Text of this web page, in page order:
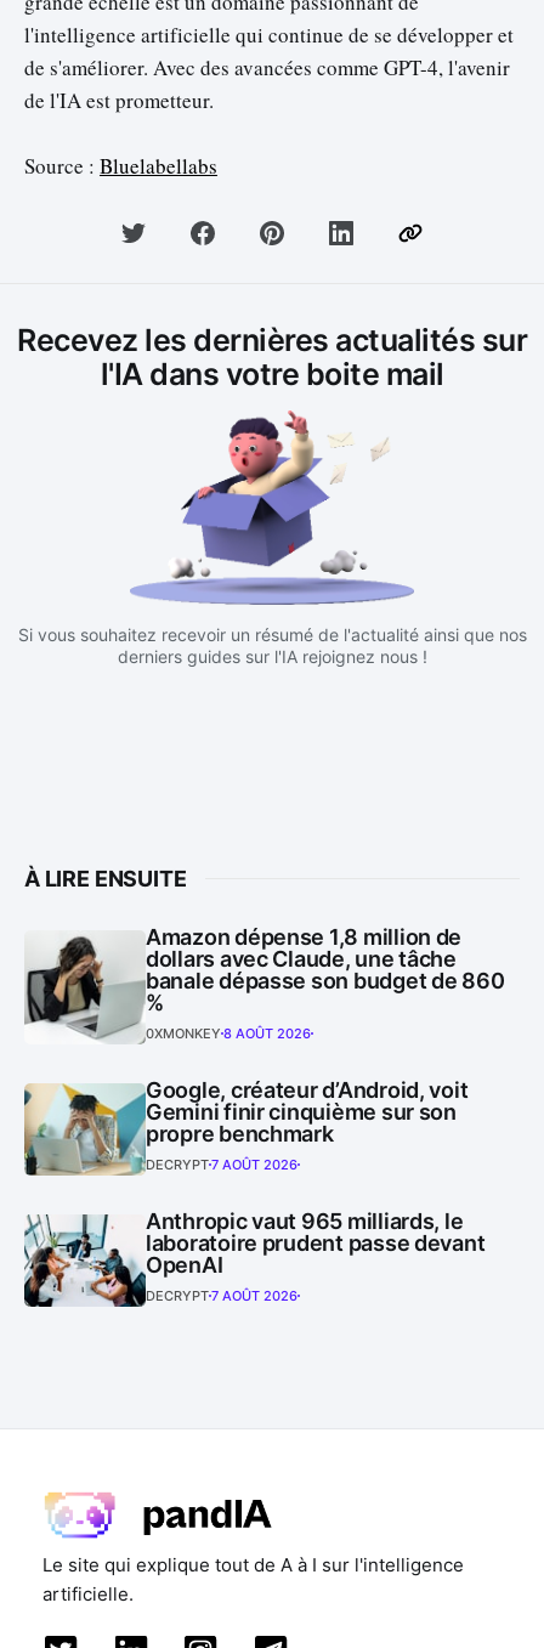
l'intelligence artificielle qui continue de se développer et
de s'améliorer. Avec des avancées comme GPT-4, l'avenir
de l'IA est prometteur.
Source : Bluelabellabs
Recevez les dernières actualités sur
l'IA dans votre boite mail
Si vous souhaitez recevoir un résumé de l'actualité ainsi que nos
derniers guides sur l'IA rejoignez nous !
À LIRE ENSUITE
Amazon dépense 1,8 million de
dollars avec Claude, une tâche
banale dépasse son budget de 860
%
0XMONKEY 8 AOÛT 2026
Google, créateur d’Android, voit
Gemini finir cinquième sur son
propre benchmark
DECRYPT7 AOÛT 2026
Anthropic vaut 965 milliards, le
laboratoire prudent passe devant
OpenAI
DECRYPT7 AOÛT 2026
Le site qui explique tout de A à I sur l'intelligence
artificielle.